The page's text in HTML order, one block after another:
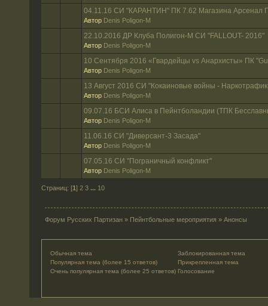
04.11.16 СИ "КАРАНТИН" ПК 7.62 Магазина Арсенал
Автор Denis Poligon-M
22.10.2016 ДР Клуба Полигон-М СИ "FALLOUT- 2016"
Автор Denis Poligon-M
10 Сентября 2016 «Гвардейцы vs Анархисты» ПК
Автор Denis Poligon-M
13 Август 2016 СИ "Кокаиновые войны -
Автор Denis Poligon-M
09.07.16 БСИ Алиса в Пейнтболандии (ТПК
Автор Denis Poligon-M
11.06.16 СИ "Диверсант-3 Засада"
Автор Denis Poligon-M
07.05.16 СИ "Пограничный конфликт"
Автор Denis Poligon-M
Страниц: [1] 2 3 ... 10
Форум Русских Партизан » Пейнтбольные мероприятия »Анонсы
Обычная тема
Популярная тема (более 15 ответов)
Очень популярная тема (более 25 ответов)
Заблокированная тема
Прикрепленная тема
Голосование